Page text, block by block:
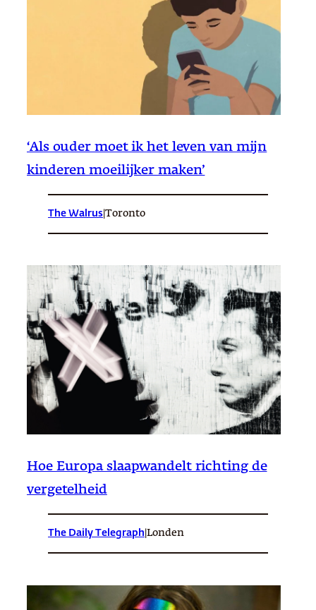
‘Als ouder moet ik het leven van mijn
kinderen moeilijker maken’
The Walrus Toronto
Hoe Europa slaapwandelt richting de
vergetelheid
The Daily Telegraph Londen